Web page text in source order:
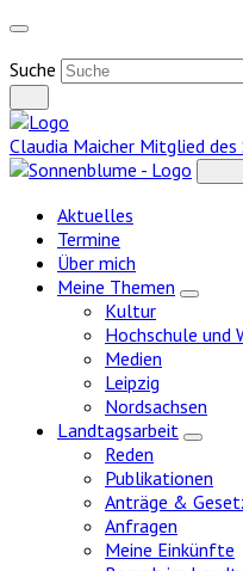
Weiter
Inhalt
Suche
Claudia Maicher Mitglied des
Aktuelles
Termine
Über mich
Meine Themen
Zeige
Kultur
Hochschule und
Medien
Leipzig
Nordsachsen
Landtagsarbeit
Zeige
Reden
Publikationen
Anträge &
Anfragen
Meine Einkünfte